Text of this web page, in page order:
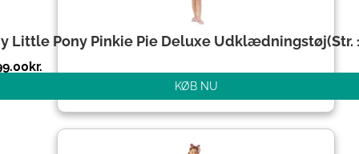
Little Pony Pinkie Pie Deluxe Udklædningstøj(Str.
kr.
KØB NU